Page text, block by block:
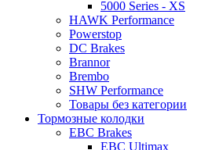
5000 Series - XS
HAWK Performance
Powerstop
DC Brakes
Brannor
Brembo
SHW Performance
Товары без категории
Тормозные колодки
EBC Brakes
EBC Ultimax